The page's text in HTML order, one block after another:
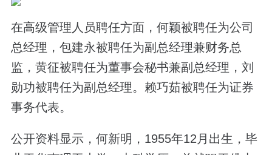
在高级管理人员聘任方面，何颖被聘任为公司
总经理，包建永被聘任为副总经理兼财务总
监，黄征被聘任为董事会秘书兼副总经理，刘
勋功被聘任为副总经理。赖巧茹被聘任为证券
事务代表。
公开资料显示，何新明，1955年12月出生，毕